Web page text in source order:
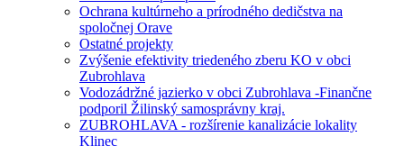
Ochrana kultúrneho a prírodného dedičstva na
spoločnej Orave
Ostatné projekty
Zvýšenie efektivity triedeného zberu KO v obci
Zubrohlava
Vodozádržné jazierko v obci Zubrohlava -Finančne
podporil Žilinský samosprávny kraj.
ZUBROHLAVA - rozšírenie kanalizácie lokality
Klinec